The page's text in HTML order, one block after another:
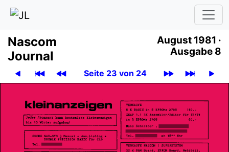
Nascom
Journal
August 1981 ·
Ausgabe 8
Seite 23 von 24